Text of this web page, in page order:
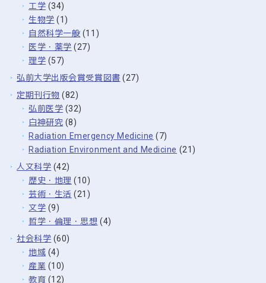
工学 (34)
生物学 (1)
自然科学一般 (11)
医学・薬学 (27)
理学 (57)
弘前大学出版会賞受賞図書 (27)
定期刊行物 (82)
弘前医学 (32)
白神研究 (8)
Radiation Emergency Medicine (7)
Radiation Environment and Medicine (21)
人文科学 (42)
歴史・地理 (10)
芸術・生活 (21)
文学 (9)
哲学・倫理・思想 (4)
社会科学 (60)
地域 (4)
産業 (10)
教育 (12)